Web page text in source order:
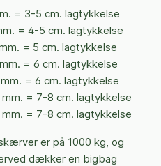
= 3-5 cm. lagtykkelse
= 4-5 cm. lagtykkelse
= 5 cm. lagtykkelse
= 6 cm. lagtykkelse
= 6 cm. lagtykkelse
= 7-8 cm. lagtykkelse
= 7-8 cm. lagtykkelse
er på 1000 kg, og
dækker en bigbag